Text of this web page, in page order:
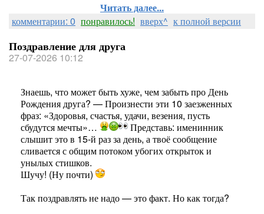
Читать далее...
комментарии: 0 понравилось! вверх^ к полной версии
Поздравление для друга
27-07-2026 10:12
Знаешь, что может быть хуже, чем забыть про День
Рождения друга? — Произнести эти 10 заезженных
фраз: «Здоровья, счастья, удачи, везения, пусть
сбудутся мечты»…
Представь: именинник
слышит это в 15-й раз за день, а твоё сообщение
сливается с общим потоком убогих открыток и
унылых стишков.
Шучу! (Ну почти)
Так поздравлять не надо — это факт. Но как тогда?